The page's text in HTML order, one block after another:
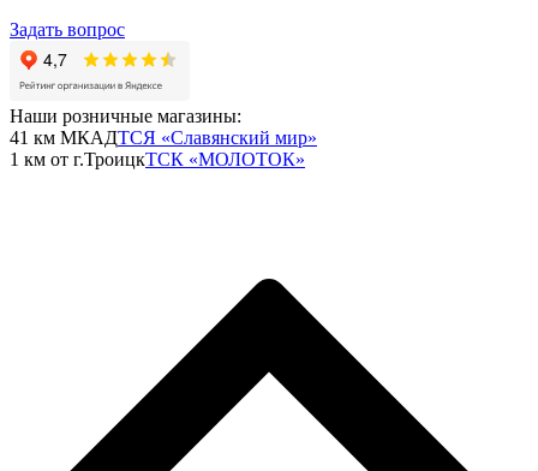
Задать вопрос
Наши розничные магазины:
41 км МКАДТСЯ «Славянский мир»
1 км от г.ТроицкТСК «МОЛОТОК»